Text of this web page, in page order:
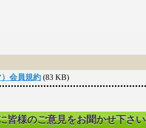
会員規約 (83 KB)
皆様のご意見をお聞かせ下さい